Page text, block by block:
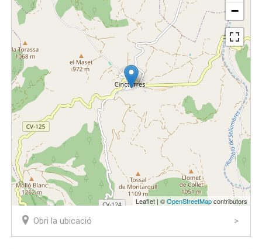
−
Leaflet | ©OpenStreetMapcontributors
Obri la ubicació